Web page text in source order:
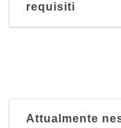
requisiti
Attualmente